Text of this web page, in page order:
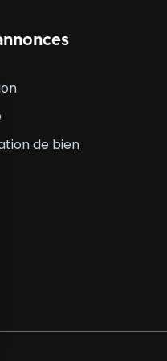
de bien